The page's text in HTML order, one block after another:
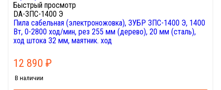
Быстрый просмотр
DA-ЗПС-1400 Э
Пила сабельная (электроножовка), ЗУБР ЗПС-1400 Э, 1400
Вт, 0-2800 ход/мин, рез 255 мм (дерево), 20 мм (сталь),
ход штока 32 мм, маятник. ход
12 890 ₽
В наличии